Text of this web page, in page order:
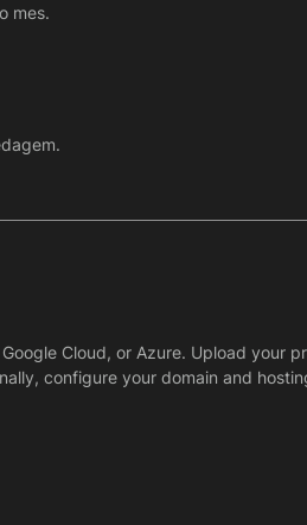
mes.
Cloud, or Azure. Upload your
configure your domain and